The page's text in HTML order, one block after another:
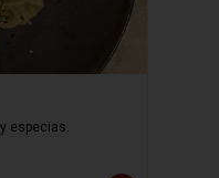
especias.